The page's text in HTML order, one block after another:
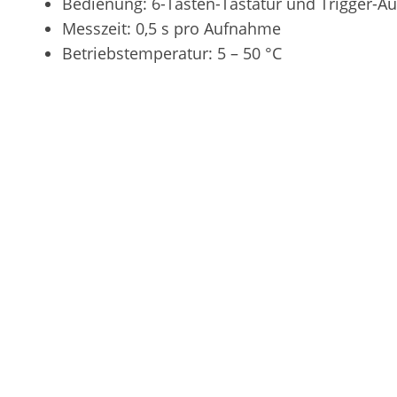
Messzeit: 0,5 s pro Aufnahme
Betriebstemperatur: 5 – 50 °C